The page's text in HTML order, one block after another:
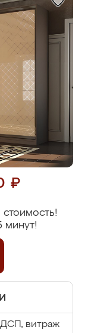
₽
минут!
витраж